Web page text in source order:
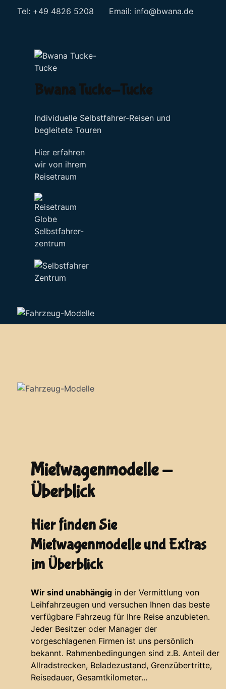
Tel: +49 4826 5208 Email: info@bwana.de
Bwana Tucke-Tucke
Individuelle Selbstfahrer-Reisen und
begleitete Touren
Hier erfahren
wir von ihrem
Reisetraum
Selbstfahrer-
zentrum
Mietwagenmodelle -
Überblick
Hier finden Sie
Mietwagenmodelle und Extras
im Überblick
Wir sind unabhängig in der Vermittlung von
Leihfahrzeugen und versuchen Ihnen das beste
verfügbare Fahrzeug für Ihre Reise anzubieten.
Jeder Besitzer oder Manager der
vorgeschlagenen Firmen ist uns persönlich
bekannt. Rahmenbedingungen sind z.B. Anteil der
Allradstrecken, Beladezustand, Grenzübertritte,
Reisedauer, Gesamtkilometer...